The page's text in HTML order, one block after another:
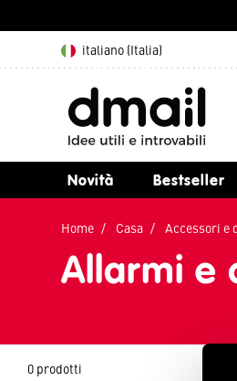
italiano (Italia)
Novità Bestseller
Home Casa Accessori
Allarmi
0 prodotti